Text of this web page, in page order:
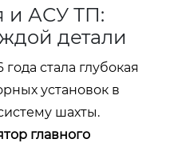
и АСУ ТП:
детали
стала глубокая
установок в
шахты.
главного